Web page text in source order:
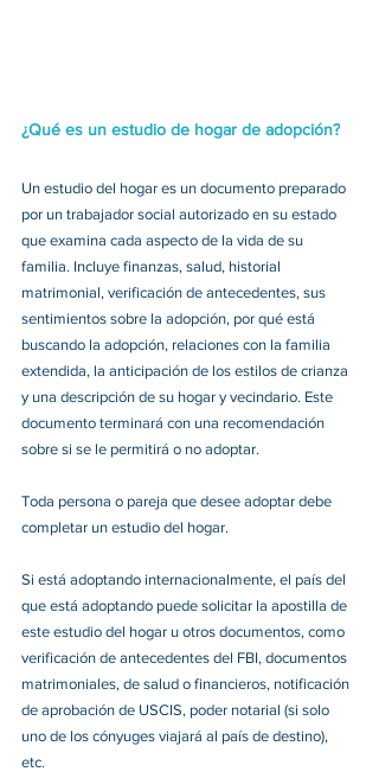
¿Qué es un estudio de hogar de adopción?
Un estudio del hogar es un documento preparado
por un trabajador social autorizado en su estado
que examina cada aspecto de la vida de su
familia. Incluye finanzas, salud, historial
matrimonial, verificación de antecedentes, sus
sentimientos sobre la adopción, por qué está
buscando la adopción, relaciones con la familia
extendida, la anticipación de los estilos de crianza
y una descripción de su hogar y vecindario. Este
documento terminará con una recomendación
sobre si se le permitirá o no adoptar.
Toda persona o pareja que desee adoptar debe
completar un estudio del hogar.
Si está adoptando internacionalmente, el país del
que está adoptando puede solicitar la apostilla de
este estudio del hogar u otros documentos, como
verificación de antecedentes del FBI, documentos
matrimoniales, de salud o financieros, notificación
de aprobación de USCIS, poder notarial (si solo
uno de los cónyuges viajará al país de destino),
etc.